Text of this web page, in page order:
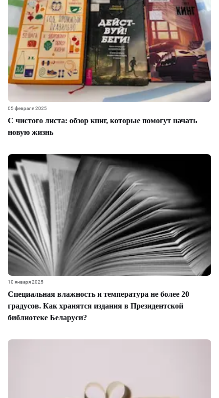
С чистого листа: обзор книг, которые помогут начать
новую жизнь
05 февраля 2025
Специальная влажность и температура не более 20
градусов. Как хранятся издания в Президентской
библиотеке Беларуси?
10 января 2025